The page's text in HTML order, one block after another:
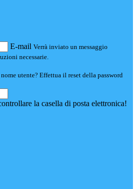
E-mail Verrà inviato un messaggio
necessarie.
utente? Effettua il reset della password
la casella di posta elettronica!